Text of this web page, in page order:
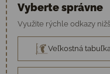
Vyberte správne
Využite rýchle odkazy
Veľkostná